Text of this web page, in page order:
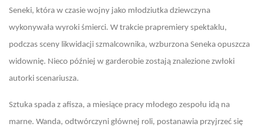
Seneki, która w czasie wojny jako młodziutka dziewczyna
wykonywała wyroki śmierci. W trakcie prapremiery spektaklu,
podczas sceny likwidacji szmalcownika, wzburzona Seneka opuszcza
widownię. Nieco później w garderobie zostają znalezione zwłoki
autorki scenariusza.
Sztuka spada z afisza, a miesiące pracy młodego zespołu idą na
marne. Wanda, odtwórczyni głównej roli, postanawia przyjrzeć się